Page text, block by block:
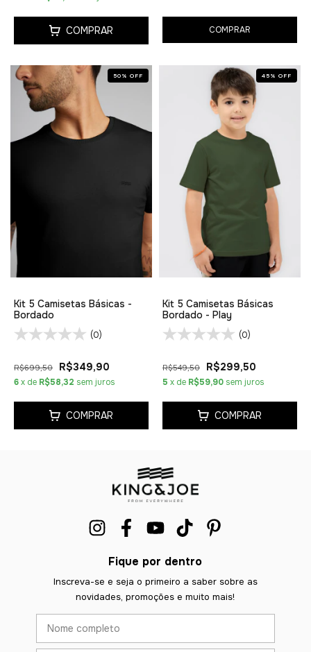
COMPRAR COMPRAR
50 % OFF
Kit 5 Camisetas Básicas -
Bordado
(0)
R$699,50 R$349,90
6x de R$58,32 sem juros
COMPRAR
45 % OFF
Kit 5 Camisetas Básicas
Bordado - Play
(0)
R$549,50 R$299,50
5 x de R$59,90 sem juros
COMPRAR
Fique por dentro
Inscreva-se e seja o primeiro a saber sobre as
novidades, promoções e muito mais!